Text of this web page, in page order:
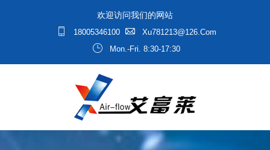
欢迎访问我们的网站
18005346100
Xu781213@126.com
Mon.-Fri. 8:30-17:30